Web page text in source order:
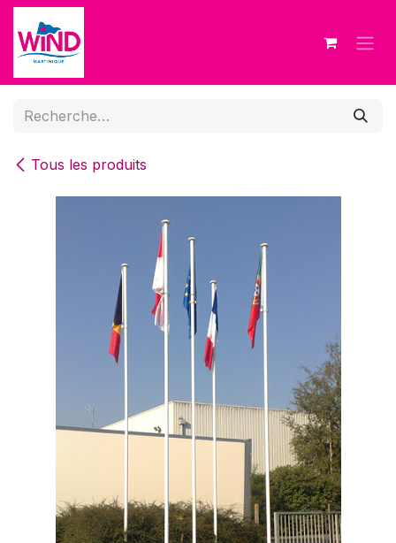
Se rendre au contenu
Tous les produits